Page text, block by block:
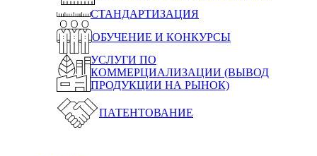
СТАНДАРТИЗАЦИЯ
ОБУЧЕНИЕ И КОНКУРСЫ
УСЛУГИ ПО
КОММЕРЦИАЛИЗАЦИИ (ВЫВОД
ПРОДУКЦИИ НА РЫНОК)
ПАТЕНТОВАНИЕ